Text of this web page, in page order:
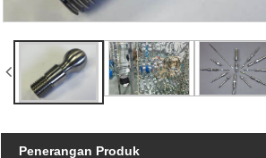
Penerangan Produk